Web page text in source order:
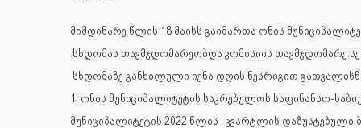
მიმდინარე წლის 18 მაისს გაიმართა ონის
სხდომას თავმჯდომარეობდა კომისიის თავმჯდომარე
სხდომაზე განხილული იქნა დღის წესრიგით
1. ონის მუნიციპალიტეტის საკრებულოს საფინანსო-
მუნიციპალიტეტის 2022 წლის I კვარტლის დაზუსტებული